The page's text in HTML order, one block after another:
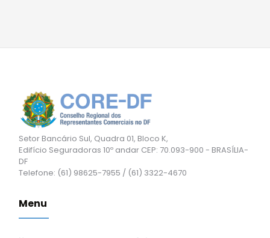
Setor Bancário Sul, Quadra 01, Bloco K,
Edifício Seguradoras 10º andar CEP: 70.093-900 - BRASÍLIA-
DF
Telefone: (61) 98625-7955 / (61) 3322-4670
Menu